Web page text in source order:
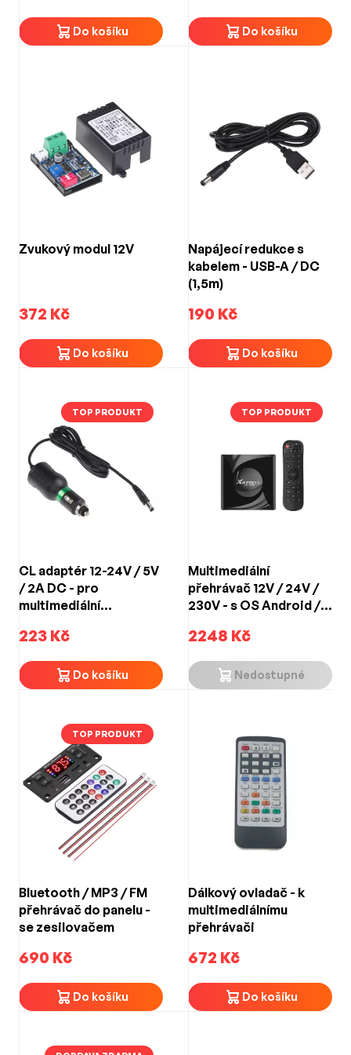
Do košíku Do košíku
Zvukový modul 12V
372 Kč
Do košíku
Napájecí redukce s
kabelem - USB-A / DC
(1,5m)
190 Kč
Do košíku
TOP PRODUKT
CL adaptér 12-24V / 5V
/ 2A DC - pro
multimediální
223 Kč
Do košíku
TOP PRODUKT
Multimediální
přehrávač 12V / 24V /
230V - s OS Android /
/ 2x USB / micro SD
2248 Kč
Nedostupné
TOP PRODUKT
Bluetooth / MP3 / FM
přehrávač do panelu -
se zesilovačem
690 Kč
Do košíku
Dálkový ovladač - k
multimediálnímu
přehrávači
672 Kč
Do košíku